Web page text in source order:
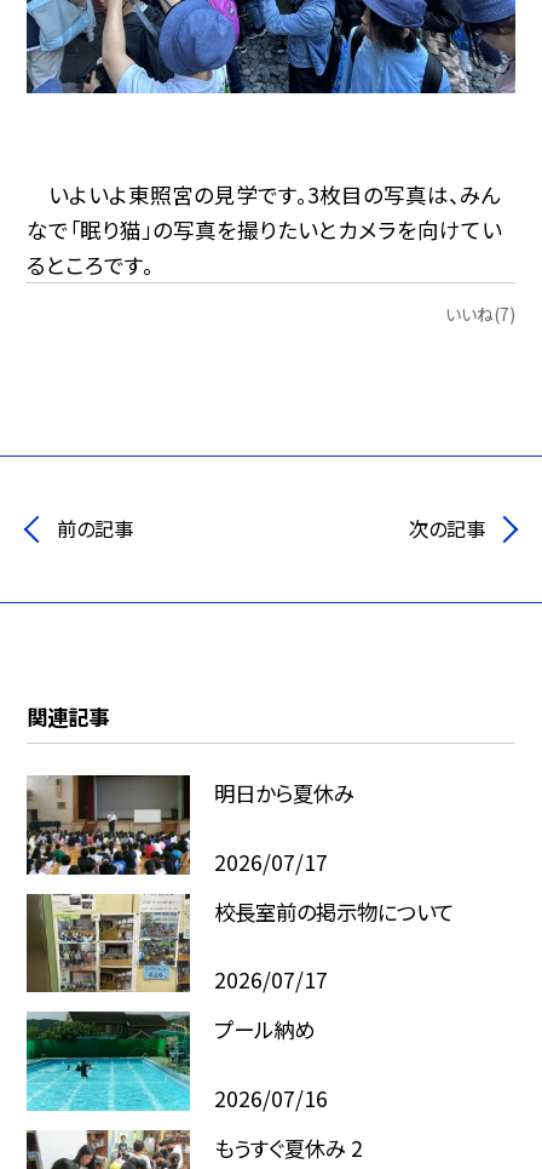
いよいよ東照宮の見学です。3枚目の写真は、みん
なで「眠り猫」の写真を撮りたいとカメラを向けてい
るところです。
いいね(7)
前の記事 次の記事
関連記事
明日から夏休み
2026/07/17
校長室前の掲示物について
2026/07/17
プール納め
2026/07/16
もうすぐ夏休み 2